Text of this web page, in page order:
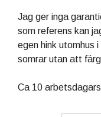
Jag ger inga
som referens kan
egen hink utomhus
somrar utan att
Ca 10